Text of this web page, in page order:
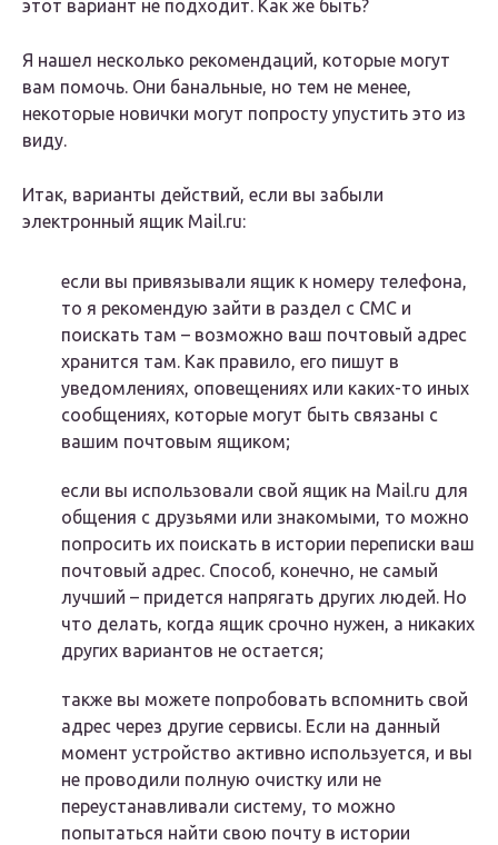
этот вариант не подходит. Как же быть?
Я нашел несколько рекомендаций, которые могут
вам помочь. Они банальные, но тем не менее,
некоторые новички могут попросту упустить это из
виду.
Итак, варианты действий, если вы забыли
электронный ящик Mail.ru:
если вы привязывали ящик к номеру телефона,
то я рекомендую зайти в раздел с СМС и
поискать там – возможно ваш почтовый адрес
хранится там. Как правило, его пишут в
уведомлениях, оповещениях или каких-то иных
сообщениях, которые могут быть связаны с
вашим почтовым ящиком;
если вы использовали свой ящик на Mail.ru для
общения с друзьями или знакомыми, то можно
попросить их поискать в истории переписки ваш
почтовый адрес. Способ, конечно, не самый
лучший – придется напрягать других людей. Но
что делать, когда ящик срочно нужен, а никаких
других вариантов не остается;
также вы можете попробовать вспомнить свой
адрес через другие сервисы. Если на данный
момент устройство активно используется, и вы
не проводили полную очистку или не
переустанавливали систему, то можно
попытаться найти свою почту в истории